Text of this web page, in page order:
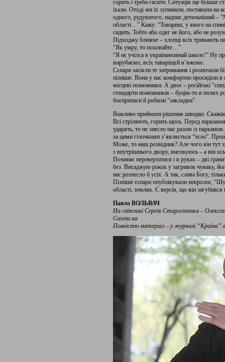
горить і треба гасити. Ситуація ще більше
їхали. Отоді ми їх зупинили, поставили
одного, рудуватого, надпис детальніший –
області…” Кажу: “Товариш, у якого на
сидить. Тобто або одяг не його, або не
Підходжу ближче – хлопці всіх тримають
“Як умру, то поховайте…”
“Я нє учілса в украінамовнай школє!” Ну
вирубаємо, всіх таваріщєй в’яжемо.
Сєпари засікли те затримання і розпочали
пізніше. Вони у нас комфортно просиділи в
місцеві пожежники. А двоє – російські
стандарти пожежників – буцім-то в полях
боєприпаси й робили “закладки”.
Важливо приймати рішення швидко.
Всі стріляють, горить щось. Перед
ударять, то не знесло нас разом із
за цими гілочками з’являється “тєло”.
Може, то наш розвідник? Але чого він тут
з внутрішнього двору, висовуюсь – а він
Починає перевертатися і в руках – дві
без. Висаджую ріжок у загривок чуваку,
нас рознесло б усіх. А так, слава Богу,
Пізніше сєпари опублікували некролог,
області, земляк. Є версія, що він
Павло ВОЛЬВАЧ
На світлині Сергія Старостенка –
Gaseta.ua
Повністю матеріал – у журналі “Країна”